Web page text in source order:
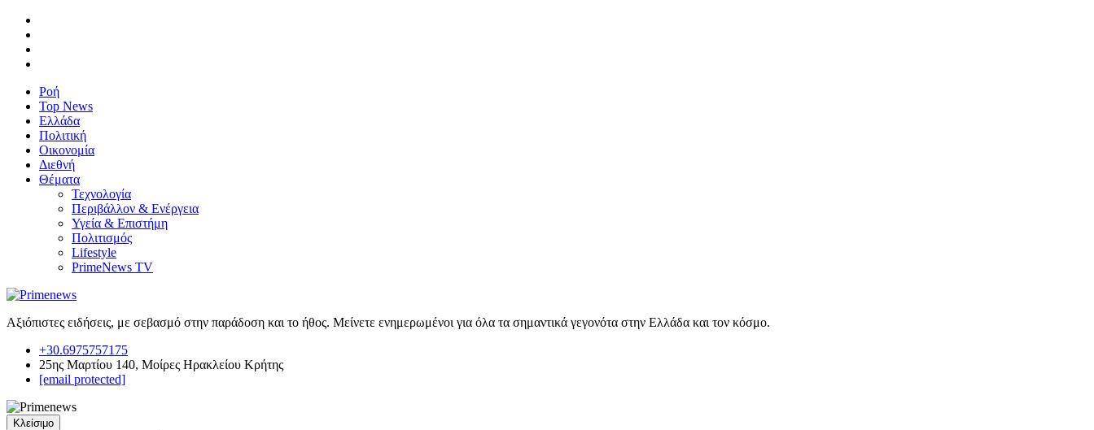
Ροή
Top News
Ελλάδα
Πολιτική
Οικονομία
Διεθνή
Θέματα
Τεχνολογία
Περιβάλλον & Ενέργεια
Υγεία & Επιστήμη
Πολιτισμός
Lifestyle
PrimeNews TV
Αξιόπιστες ειδήσεις, με σεβασμό στην παράδοση και το ήθος. Μείνετε ενημερωμένοι για όλα τα σημαντικά γεγονότα στην Ελλάδα και τον κόσμο.
+30.6975757175
25ης Μαρτίου 140, Μοίρες Ηρακλείου Κρήτης
[email protected]
Κλείσιμο